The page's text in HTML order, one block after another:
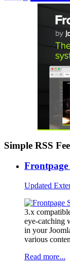
Simple RSS
Frontpage
Updated
3.x
eye-catching
in your
various
Read more...